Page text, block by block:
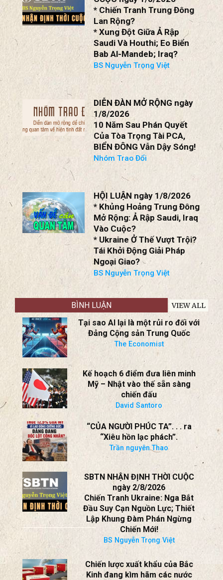
* Chiến Tranh Trung Đông
Lan Rộng?
* Xung Đột Giữa Ả Rập
Saudi Và Houthi; Eo Biển
Bab Al-Mandeb; Iraq?
BS Nguyễn Trọng Việt
DIỄN ĐÀN MỞ RỘNG ngày
1/8/2026
10 Năm Sau Phán Quyết
Của Tòa Trọng Tài PCA,
BIỂN ĐÔNG Vẫn Dậy Sóng!
Nhóm Trao Đổi
HỘI LUẬN ngày 1/8/2026
* Khủng Hoảng Trung Đông
Mở Rộng: Ả Rập Saudi, Iraq
Vào Cuộc?
* Ukraine Ở Thế Vượt Trội?
Tái Khởi Động Giải Pháp
Ngoại Giao?
BS Nguyễn Trọng Việt
BÌNH LUẬN VIEW ALL
Tại sao AI lại là một rủi ro đối với
Đảng Cộng sản Trung Quốc
The Economist
Kế hoạch 6 điểm đưa liên minh
Mỹ – Nhật vào thế sẵn sàng
chiến đấu
David Santoro
“CỦA NGƯỜI PHÚC TA”. . . ra
“Xiêu hồn lạc phách”.
Trần nguyên Thao
SBTN NHẬN ĐỊNH THỜI CUỘC
ngày 2/8/2026
Chiến Tranh Ukraine: Nga Bắt
Đầu Suy Cạn Nguồn Lực; Thiết
Lập Khung Đàm Phán Ngừng
Chiến Mới!
BS Nguyễn Trọng Việt
Chiến lược xuất khẩu của Bắc
Kinh đang kìm hãm các nước